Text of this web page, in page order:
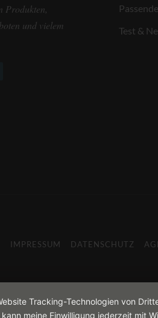
Produkten,
und vielem
Test &
IMPRESSUM DATENSCHUTZ
Tracking-Technologien von
meine Einwilligung jederzeit mit